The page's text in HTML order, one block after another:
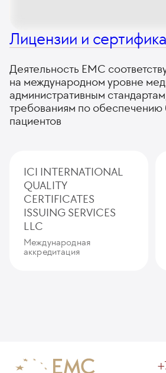
Лицензии и
Деятельность ЕМС
на международном уровне
административным
требованиям по обеспечению
пациентов
ICI INTERNATIONAL
QUALITY
CERTIFICATES
ISSUING SERVICES
LLC
Международная
аккредитация